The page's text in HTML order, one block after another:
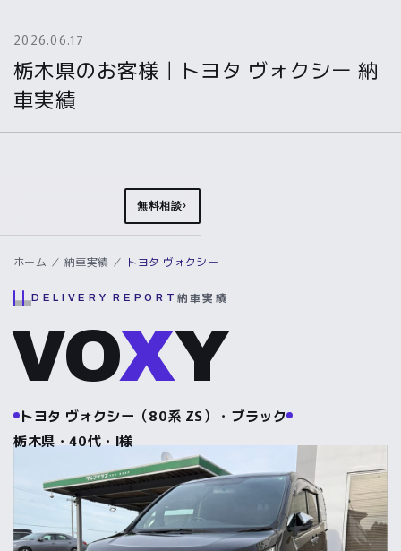
2026.06.17
栃木県のお客様｜トヨタ ヴォクシー 納
車実績
無料相談
ホーム ／ 納車実績 ／ トヨタ ヴォクシー
DELIVERY REPORT納車実績
VOXY
トヨタ ヴォクシー（80系 ZS）・ブラック
栃木県・40代・I様